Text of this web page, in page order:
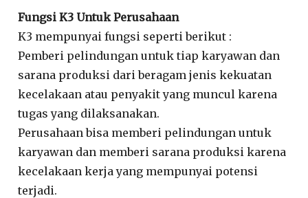
Fungsi K3 Untuk Perusahaan
K3 mempunyai fungsi seperti berikut :
Pemberi pelindungan untuk tiap karyawan dan
sarana produksi dari beragam jenis kekuatan
kecelakaan atau penyakit yang muncul karena
tugas yang dilaksanakan.
Perusahaan bisa memberi pelindungan untuk
karyawan dan memberi sarana produksi karena
kecelakaan kerja yang mempunyai potensi
terjadi.